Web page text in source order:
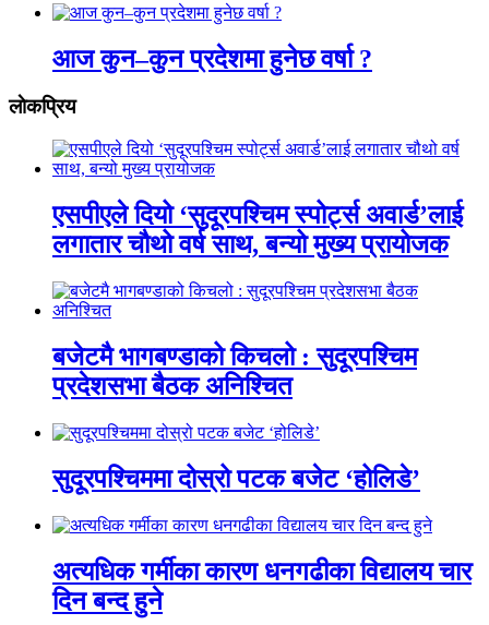
आज कुन–कुन प्रदेशमा हुनेछ वर्षा ?
लाेकप्रिय
एसपीएले दियो ‘सुदूरपश्चिम स्पोर्ट्स अवार्ड’लाई
लगातार चौथो वर्ष साथ, बन्यो मुख्य प्रायोजक
बजेटमै भागबण्डाको किचलो : सुदूरपश्चिम
प्रदेशसभा बैठक अनिश्चित
सुदूरपश्चिममा दोस्रो पटक बजेट ‘होलिडे’
अत्यधिक गर्मीका कारण धनगढीका विद्यालय चार
दिन बन्द हुने